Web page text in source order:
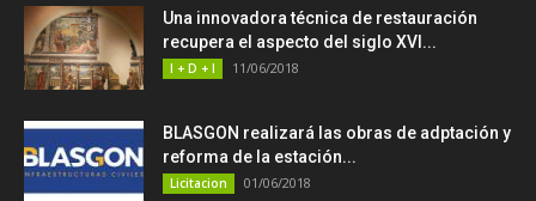
Una innovadora técnica de restauración
recupera el aspecto del siglo XVI...
I + D + I 11/06/2018
BLASGON realizará las obras de adptación y
reforma de la estación...
Licitacion 01/06/2018